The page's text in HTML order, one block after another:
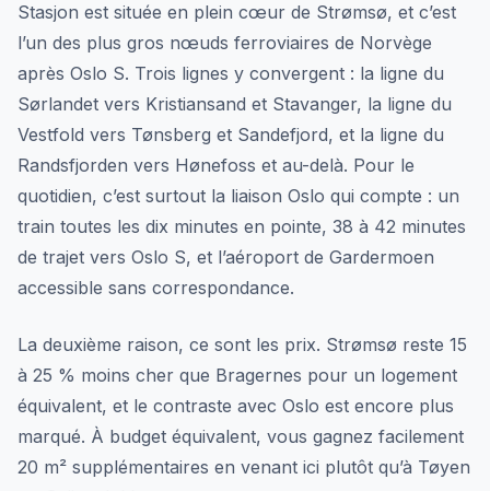
Stasjon est située en plein cœur de Strømsø, et c’est
l’un des plus gros nœuds ferroviaires de Norvège
après Oslo S. Trois lignes y convergent : la ligne du
Sørlandet vers Kristiansand et Stavanger, la ligne du
Vestfold vers Tønsberg et Sandefjord, et la ligne du
Randsfjorden vers Hønefoss et au-delà. Pour le
quotidien, c’est surtout la liaison Oslo qui compte : un
train toutes les dix minutes en pointe, 38 à 42 minutes
de trajet vers Oslo S, et l’aéroport de Gardermoen
accessible sans correspondance.
La deuxième raison, ce sont les prix. Strømsø reste 15
à 25 % moins cher que Bragernes pour un logement
équivalent, et le contraste avec Oslo est encore plus
marqué. À budget équivalent, vous gagnez facilement
20 m² supplémentaires en venant ici plutôt qu’à Tøyen